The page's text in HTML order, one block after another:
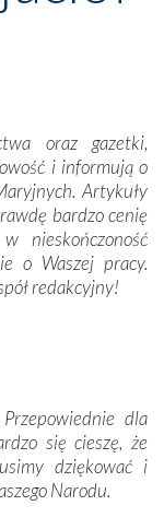
bitwie o
a zarazem
dzieł,
i pracowitością
– Łucji
Marto.
Drogę
odwiedziliśmy
w Fatimie”.
każdym kroku
otwartością
ludową sztukę i
siebie bardzo
się obco.
oraz gazetki,
i informują o
Artykuły
bardzo cenię
nieskończoność
o Waszej pracy.
redakcyjny!
dla
się cieszę, że
dziękować i
Narodu.